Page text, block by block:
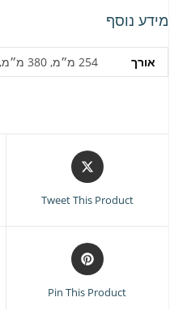
מידע נוסף
אורך 254 מ״מ, 380 מ״מ, 440 מ״מ, 510 מ״מ
Opens
in
new
Tweet This Product
Opens
in
new
Pin This Product